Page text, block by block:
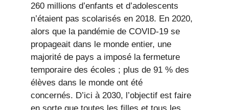
260 millions d’enfants et d’adolescents
n’étaient pas scolarisés en 2018. En 2020,
alors que la pandémie de COVID-19 se
propageait dans le monde entier, une
majorité de pays a imposé la fermeture
temporaire des écoles ; plus de 91 % des
élèves dans le monde ont été
concernés. D’ici à 2030, l’objectif est faire
en sorte que toutes les filles et tous les